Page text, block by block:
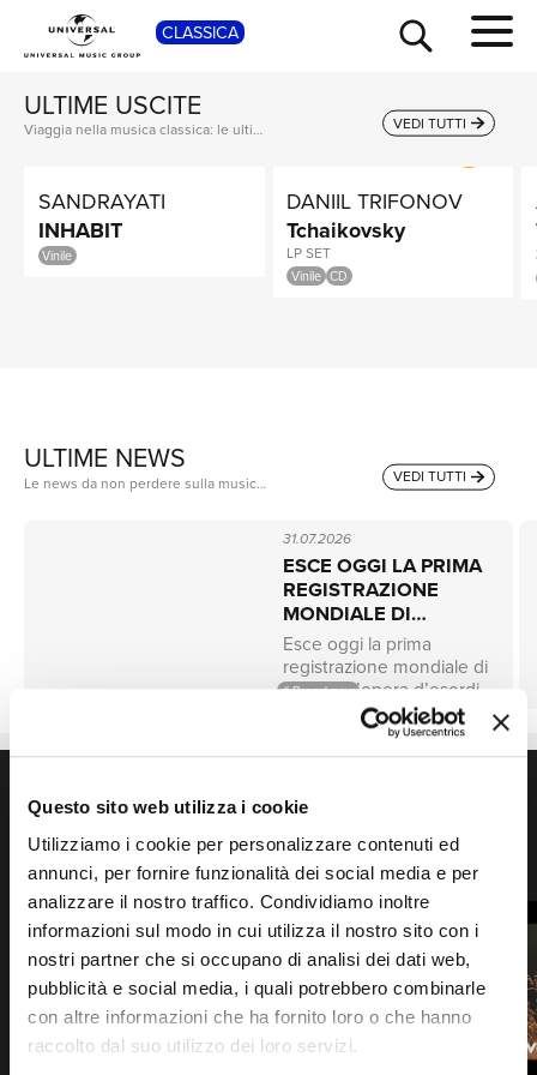
Questo sito web utilizza i cookie
Utilizziamo i cookie per personalizzare contenuti ed
annunci, per fornire funzionalità dei social media e per
analizzare il nostro traffico. Condividiamo inoltre
informazioni sul modo in cui utilizza il nostro sito con i
nostri partner che si occupano di analisi dei dati web,
pubblicità e social media, i quali potrebbero combinarle
con altre informazioni che ha fornito loro o che hanno
raccolto dal suo utilizzo dei loro servizi.
CLASSICASCOPRI ORA
ULTIME USCITE
Viaggia nella musica classica: le ultime uscite, i grandi maestri, le nuove stelle e i capolavori da riscoprire. VEDI TUTTI
SANDRAYATI
INHABIT
Vinile
DANIIL TRIFONOV
Tchaikovsky
LP SET
Vinile CD
ULTIME NEWS
Le news da non perdere sulla musica classica: nuove uscite, curiosità e aggiornamenti sugli artisti e compositori più seguiti. VEDI TUTTI
31.07.2026
ESCE OGGI LA PRIMA
REGISTRAZIONE
MONDIALE DI
"MARINA", L'OPERA
PERDUTA DI
UMBERTO GIORDANO
Esce oggi la prima
registrazione mondiale di
Marina , l’opera d’esordio
ritenuta perduta di
Umberto Giordano , con
protagonisti Eleonora
Tommaso insieme
Musicali di Milano e al
Coro della Fondazione
Teatro Petruzzelli , diretti
da Vincenzo Milletarì. La
registrazione sé stata
effettuata in occasione
della prima esecuzione
assoluta dell’opera nel
febbraio 2026 presso il
Teatro Dal Verme di
# Brand new
Immergiti nella musica classica ascoltando le playlist.
VIDEO IN EVIDENZA
Guarda i video delle ultime uscite di musica classica.
SHOP
NEWS
RICERCA
CHI SIAMO
CONTATTI